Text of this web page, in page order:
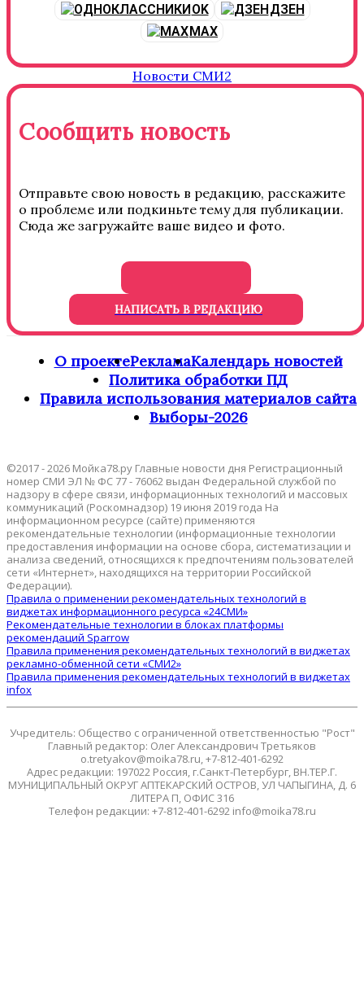
OK
ДЗЕН
MAX
Новости СМИ2
Сообщить новость
Отправьте свою новость в редакцию, расскажите
о проблеме или подкиньте тему для публикации.
Сюда же загружайте ваше видео и фото.
НАПИСАТЬ В РЕДАКЦИЮ
О проектеРекламаКалендарь новостей
Политика обработки ПД
Правила использования материалов сайта
Выборы-2026
©2017 - 2026 Мойка78.ру Главные новости дня Регистрационный
номер СМИ ЭЛ № ФС 77 - 76062 выдан Федеральной службой по
надзору в сфере связи, информационных технологий и массовых
коммуникаций (Роскомнадзор) 19 июня 2019 года На
информационном ресурсе (сайте) применяются
рекомендательные технологии (информационные технологии
предоставления информации на основе сбора, систематизации и
анализа сведений, относящихся к предпочтениям пользователей
сети «Интернет», находящихся на территории Российской
Федерации).
Правила о применении рекомендательных технологий в
виджетах информационного ресурса «24СМИ»
Рекомендательные технологии в блоках платформы
рекомендаций Sparrow
Правила применения рекомендательных технологий в виджетах
рекламно-обменной сети «СМИ2»
Правила применения рекомендательных технологий в виджетах
infox
Учредитель: Общество с ограниченной ответственностью "Рост"
Главный редактор: Олег Александрович Третьяков
o.tretyakov@moika78.ru, +7-812-401-6292
Адрес редакции: 197022 Россия, г.Санкт-Петербург, ВН.ТЕР.Г.
МУНИЦИПАЛЬНЫЙ ОКРУГ АПТЕКАРСКИЙ ОСТРОВ, УЛ ЧАПЫГИНА, Д. 6
ЛИТЕРА П, ОФИС 316
Телефон редакции: +7-812-401-6292 info@moika78.ru